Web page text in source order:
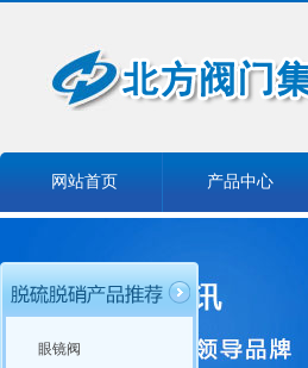
网站首页 产品中心
眼镜阀